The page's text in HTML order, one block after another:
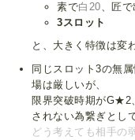
素で白20、匠
3スロット
と、大きく特徴は変
同じスロット3の無
場は厳しいが、
限界突破時期がG★2
されない為繋ぎとし
どう考えても相手の